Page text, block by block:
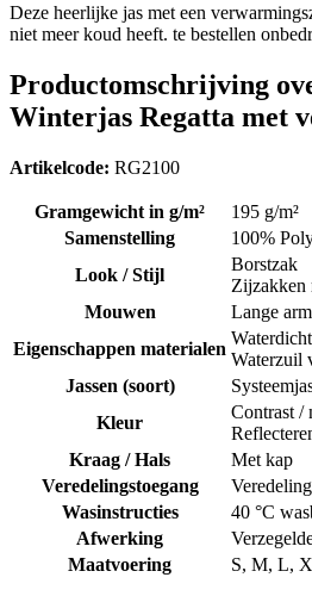
Deze heerlijke jas met een
niet meer koud heeft. te bestellen
Productomschrijving
Winterjas Regatta met
Artikelcode: RG2100
Gramgewicht in g/m²
195 g/m²
Samenstelling
100%
Look / Stijl
Borstzak
Zijzakken
Mouwen
Lange arm
Eigenschappen materialen
Waterdicht
Waterzuil
Jassen (soort)
Kleur
Contrast /
Kraag / Hals
Met kap
Veredelingstoegang
Wasinstructies
40 °C
Afwerking
Maatvoering
S, M, L,